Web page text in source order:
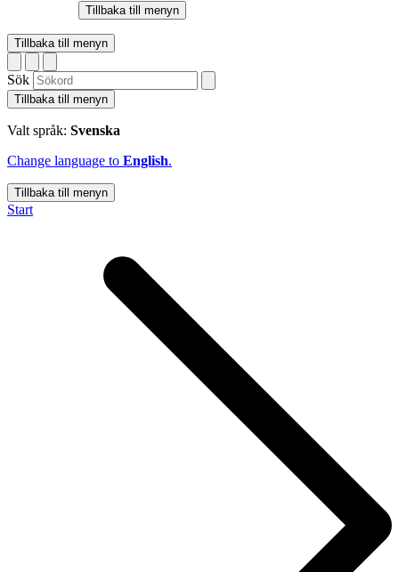
Tillbaka till menyn
Tillbaka till menyn
Sök
Tillbaka till menyn
Valt språk: Svenska
Change language to English.
Tillbaka till menyn
Start